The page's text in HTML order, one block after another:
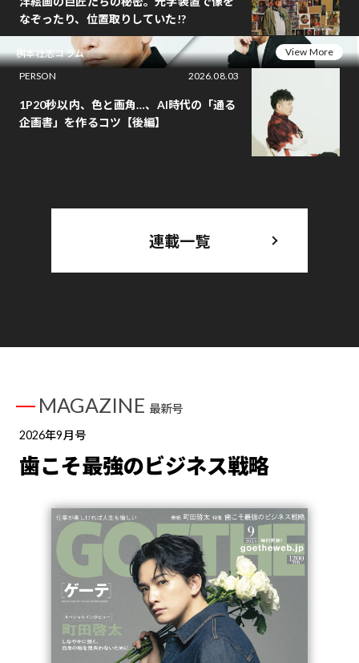
なぞったり、位置取りしていた!?
桝本壮志コラム
View More
PERSON
2026.08.03
1P20秒以内、色と画角…、AI時代の「通る
企画書」を作るコツ【後編】
連載一覧
MAGAZINE 最新号
2026年9月号
歯こそ最強のビジネス戦略